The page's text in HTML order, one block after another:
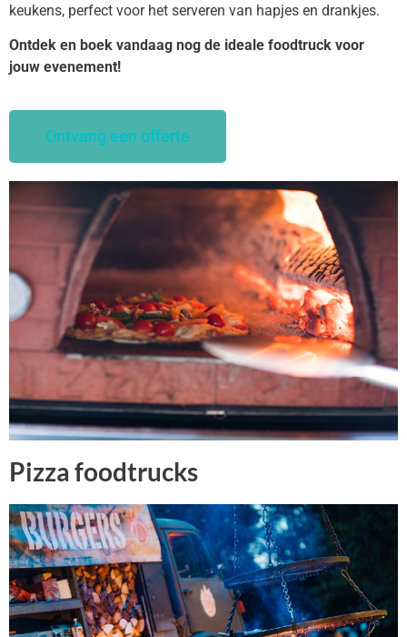
keukens, perfect voor het serveren van hapjes en drankjes.
Ontdek en boek vandaag nog de ideale foodtruck voor
jouw evenement!
Ontvang een offerte
Pizza foodtrucks